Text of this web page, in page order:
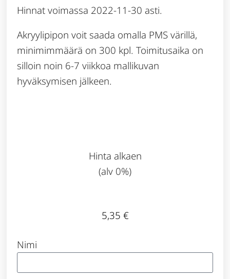
Hinnat voimassa 2022-11-30 asti.
Akryylipipon voit saada omalla PMS värillä,
minimimmäärä on 300 kpl. Toimitusaika on
silloin noin 6-7 viikkoa mallikuvan
hyväksymisen jälkeen.
Hinta alkaen
(alv 0%)
5,35 €
Nimi